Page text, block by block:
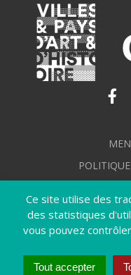
Ce site utilise des
des statistiques
vous pouvez
Tout accepter